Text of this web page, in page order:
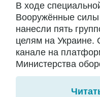
В ходе
Вооружённые
нанесли пять
целям на Украине.
канале на
Министерства